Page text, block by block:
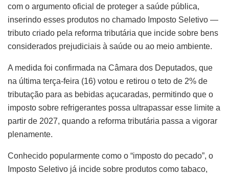
com o argumento oficial de proteger a saúde pública,
inserindo esses produtos no chamado Imposto Seletivo —
tributo criado pela reforma tributária que incide sobre bens
considerados prejudiciais à saúde ou ao meio ambiente.
A medida foi confirmada na Câmara dos Deputados, que
na última terça-feira (16) votou e retirou o teto de 2% de
tributação para as bebidas açucaradas, permitindo que o
imposto sobre refrigerantes possa ultrapassar esse limite a
partir de 2027, quando a reforma tributária passa a vigorar
plenamente.
Conhecido popularmente como o “imposto do pecado”, o
Imposto Seletivo já incide sobre produtos como tabaco,